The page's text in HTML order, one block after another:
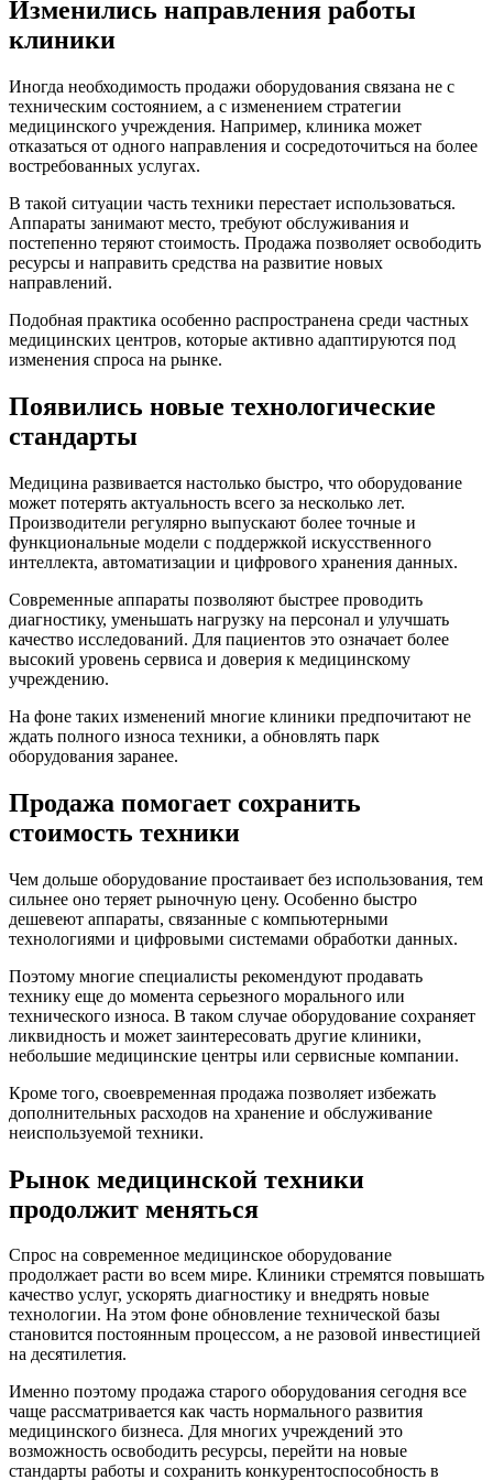
Изменились направления работы
клиники
Иногда необходимость продажи оборудования связана не с
техническим состоянием, а с изменением стратегии
медицинского учреждения. Например, клиника может
отказаться от одного направления и сосредоточиться на более
востребованных услугах.
В такой ситуации часть техники перестает использоваться.
Аппараты занимают место, требуют обслуживания и
постепенно теряют стоимость. Продажа позволяет освободить
ресурсы и направить средства на развитие новых
направлений.
Подобная практика особенно распространена среди частных
медицинских центров, которые активно адаптируются под
изменения спроса на рынке.
Появились новые технологические
стандарты
Медицина развивается настолько быстро, что оборудование
может потерять актуальность всего за несколько лет.
Производители регулярно выпускают более точные и
функциональные модели с поддержкой искусственного
интеллекта, автоматизации и цифрового хранения данных.
Современные аппараты позволяют быстрее проводить
диагностику, уменьшать нагрузку на персонал и улучшать
качество исследований. Для пациентов это означает более
высокий уровень сервиса и доверия к медицинскому
учреждению.
На фоне таких изменений многие клиники предпочитают не
ждать полного износа техники, а обновлять парк
оборудования заранее.
Продажа помогает сохранить
стоимость техники
Чем дольше оборудование простаивает без использования, тем
сильнее оно теряет рыночную цену. Особенно быстро
дешевеют аппараты, связанные с компьютерными
технологиями и цифровыми системами обработки данных.
Поэтому многие специалисты рекомендуют продавать
технику еще до момента серьезного морального или
технического износа. В таком случае оборудование сохраняет
ликвидность и может заинтересовать другие клиники,
небольшие медицинские центры или сервисные компании.
Кроме того, своевременная продажа позволяет избежать
дополнительных расходов на хранение и обслуживание
неиспользуемой техники.
Рынок медицинской техники
продолжит меняться
Спрос на современное медицинское оборудование
продолжает расти во всем мире. Клиники стремятся повышать
качество услуг, ускорять диагностику и внедрять новые
технологии. На этом фоне обновление технической базы
становится постоянным процессом, а не разовой инвестицией
на десятилетия.
Именно поэтому продажа старого оборудования сегодня все
чаще рассматривается как часть нормального развития
медицинского бизнеса. Для многих учреждений это
возможность освободить ресурсы, перейти на новые
стандарты работы и сохранить конкурентоспособность в